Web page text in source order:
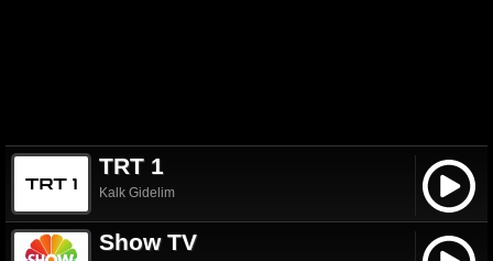
TRT 1
Kalk Gidelim
Show TV